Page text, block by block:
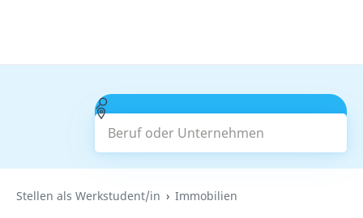
Beruf oder Unternehmen
Suchen
Stellen als Werkstudent/in Immobilien